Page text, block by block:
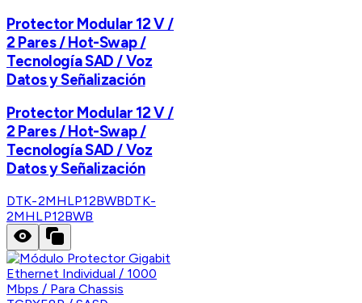
Protector Modular 12 V /
2 Pares / Hot-Swap /
Tecnología SAD / Voz
Datos y Señalización
Protector Modular 12 V /
2 Pares / Hot-Swap /
Tecnología SAD / Voz
Datos y Señalización
DTK-2MHLP12BWBDTK-
2MHLP12BWB